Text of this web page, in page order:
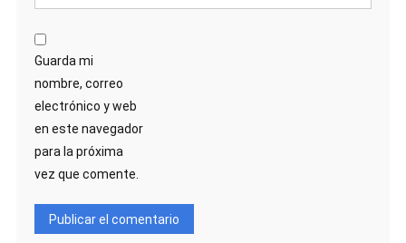
Guarda mi
nombre, correo
electrónico y web
en este navegador
para la próxima
vez que comente.